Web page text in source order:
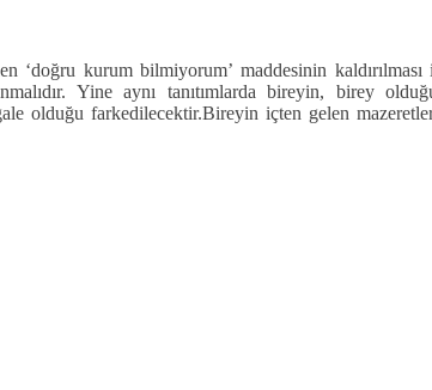
kurum bilmiyorum’ maddesinin
Yine aynı tanıtımlarda bireyin, birey
olduğu farkedilecektir.Bireyin içten gelen